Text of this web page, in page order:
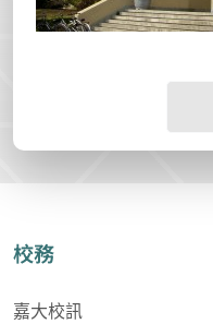
校務
嘉大校訊